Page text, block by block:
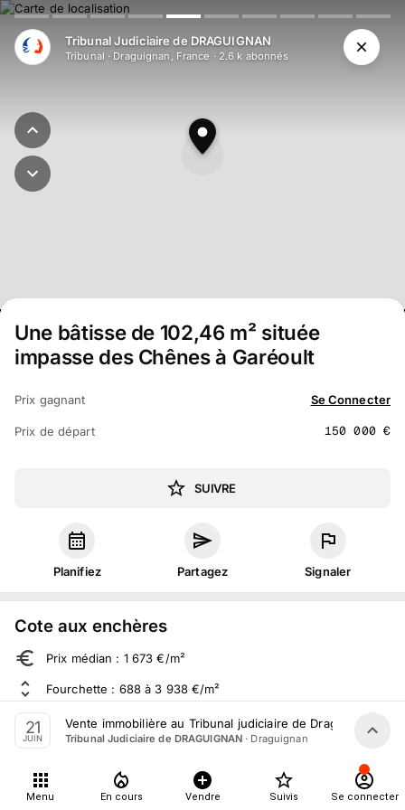
Aller au contenu principal
Tribunal Judiciaire de DRAGUIGNAN
Tribunal · Draguignan, France · 2.6 k abonnés
Une bâtisse de 102,46 m² située
impasse des Chênes à Garéoult
Prix gagnant Se Connecter
Prix de départ 150 000 €
SUIVRE
Planifiez Partagez Signaler
Cote aux enchères
Prix médian : 1 673 €/m²
Fourchette : 688 à 3 938 €/m²
Sur 638 ventes aux enchères dans le département
À propos
21
JUIN
Vente immobilière au Tribunal judiciaire de Draguignan le
Tribunal Judiciaire de DRAGUIGNAN · Draguignan
Menu En cours Vendre Suivis Se connecter